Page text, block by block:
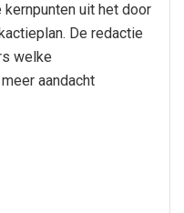
uit het door
De redactie
welke
aandacht